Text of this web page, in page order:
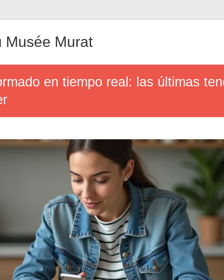
Musée Murat
en tiempo real: las últimas